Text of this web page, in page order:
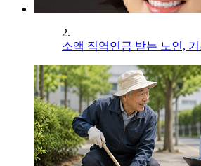
2.
소액 직역연금 받는 노인,